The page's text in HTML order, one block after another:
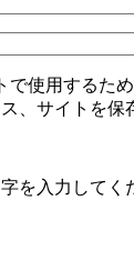
で使用するた
、サイトを保
を入力してく